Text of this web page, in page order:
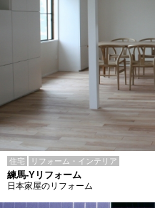
住宅 リフォーム・インテリア
練馬-Yリフォーム
日本家屋のリフォーム